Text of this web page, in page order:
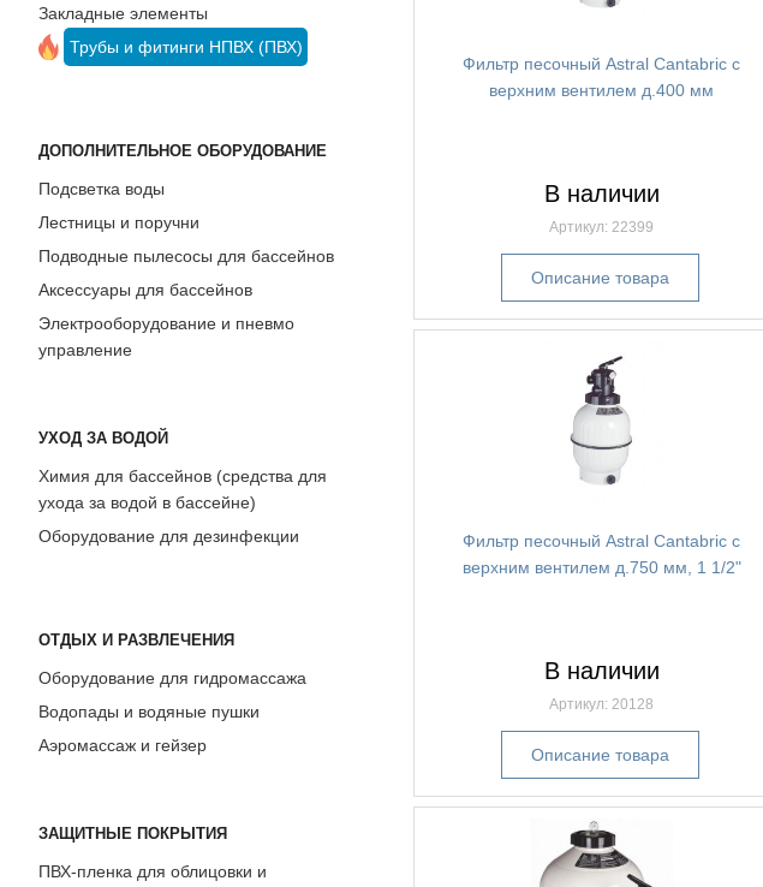
Фильтр песочный Astral Cantabric с
верхним вентилем д.400 мм
В наличии
Артикул: 22399
Описание товара
Фильтр песочный Astral Cantabric с
верхним вентилем д.750 мм, 1 1/2"
В наличии
Артикул: 20128
Описание товара
Закладные элементы
Трубы и фитинги НПВХ (ПВХ)
ДОПОЛНИТЕЛЬНОЕ ОБОРУДОВАНИЕ
Подсветка воды
Лестницы и поручни
Подводные пылесосы для бассейнов
Аксессуары для бассейнов
Электрооборудование и пневмо
управление
УХОД ЗА ВОДОЙ
Химия для бассейнов (средства для
ухода за водой в бассейне)
Оборудование для дезинфекции
ОТДЫХ И РАЗВЛЕЧЕНИЯ
Оборудование для гидромассажа
Водопады и водяные пушки
Аэромассаж и гейзер
ЗАЩИТНЫЕ ПОКРЫТИЯ
ПВХ-пленка для облицовки и